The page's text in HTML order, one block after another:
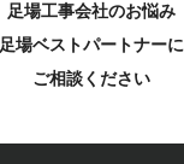
足場工事会社のお悩み
足場ベストパートナーに
ご相談ください